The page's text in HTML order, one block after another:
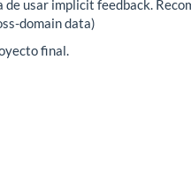
usar implicit feedback.
domain data)
final.